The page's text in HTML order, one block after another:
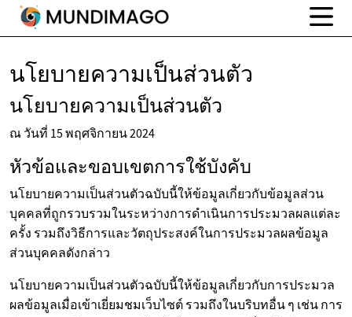
นโยบายความเป็นส่วนตัว
นโยบายความเป็นส่วนตัว
ณ วันที่ 15 พฤศจิกายน 2024
หัวข้อและขอบเขตการใช้บังคับ
นโยบายความเป็นส่วนตัวฉบับนี้ให้ข้อมูลเกี่ยวกับข้อมูลส่วน
บุคคลที่ถูกรวบรวมในระหว่างการดำเนินการประมวลผลแต่ละ
ครั้ง รวมถึงวิธีการและวัตถุประสงค์ในการประมวลผลข้อมูล
ส่วนบุคคลดังกล่าว
นโยบายความเป็นส่วนตัวฉบับนี้ให้ข้อมูลเกี่ยวกับการประมวล
ผลข้อมูลเมื่อเข้าเยี่ยมชมเว็บไซต์ รวมถึงในบริบทอื่น ๆ เช่น การ